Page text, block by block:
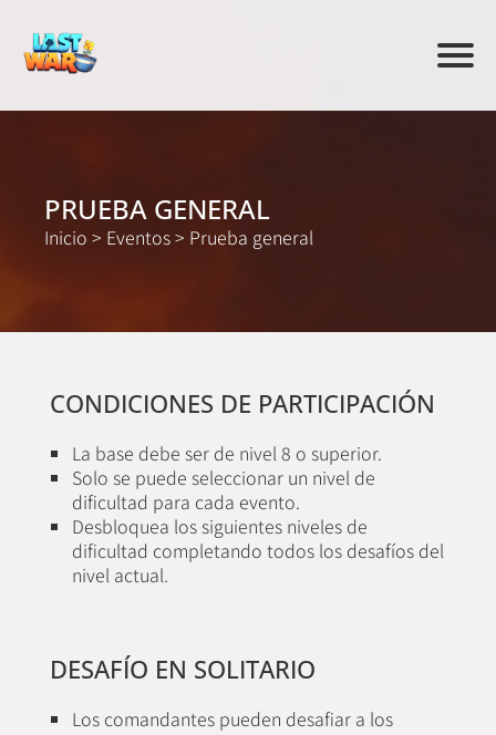
PRUEBA GENERAL
Inicio > Eventos> Prueba general
CONDICIONES DE PARTICIPACIÓN
La base debe ser de nivel 8 o superior.
Solo se puede seleccionar un nivel de
dificultad para cada evento.
Desbloquea los siguientes niveles de
dificultad completando todos los desafíos del
nivel actual.
DESAFÍO EN SOLITARIO
Los comandantes pueden desafiar a los